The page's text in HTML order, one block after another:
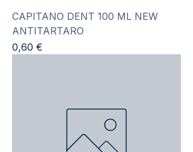
CAPITANO DENT 100 ML NEW
ANTITARTARO
Prezzo
0,60 €